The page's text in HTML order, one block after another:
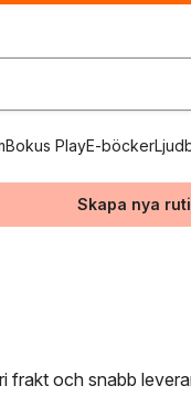
Bokus PlayE-böcker
Skapa nya
frakt och snabb